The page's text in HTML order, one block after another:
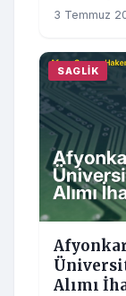
3 Temmuz
SAGLIK
Alımı